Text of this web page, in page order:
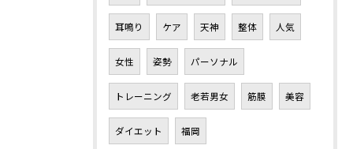
耳鳴り ケア 天神 整体 人気
女性 姿勢 パーソナル
トレーニング 老若男女 筋膜 美容
ダイエット 福岡